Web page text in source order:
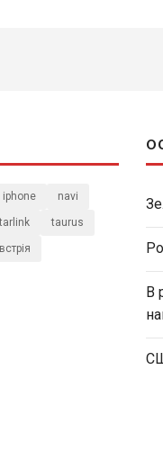
iphone navi
taurus
В